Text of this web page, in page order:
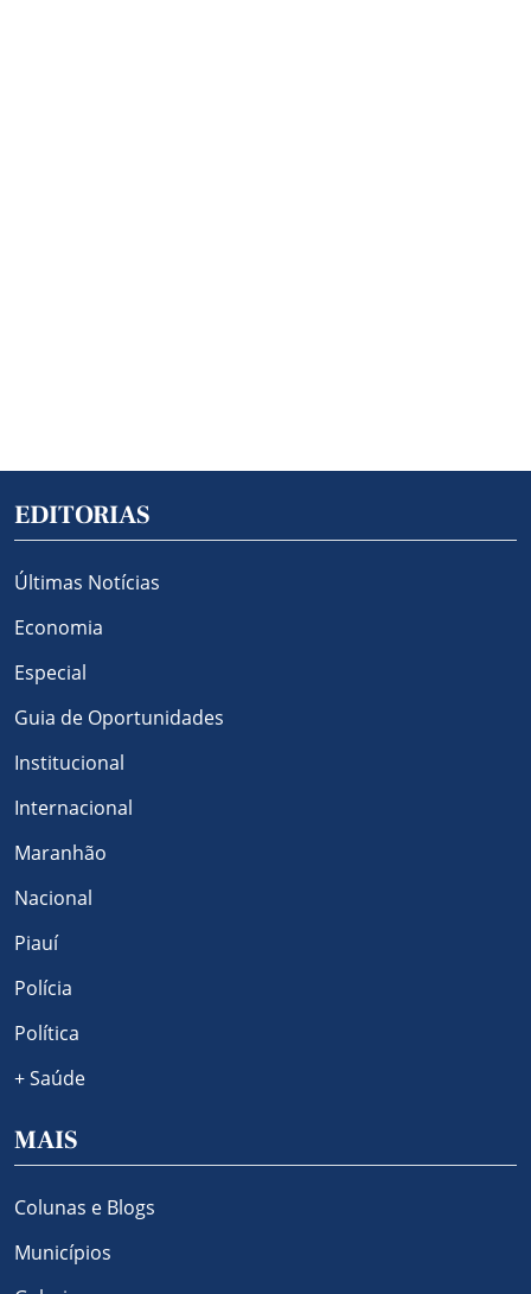
EDITORIAS
Últimas Notícias
Economia
Especial
Guia de Oportunidades
Institucional
Internacional
Maranhão
Nacional
Piauí
Polícia
Política
+ Saúde
MAIS
Colunas e Blogs
Municípios